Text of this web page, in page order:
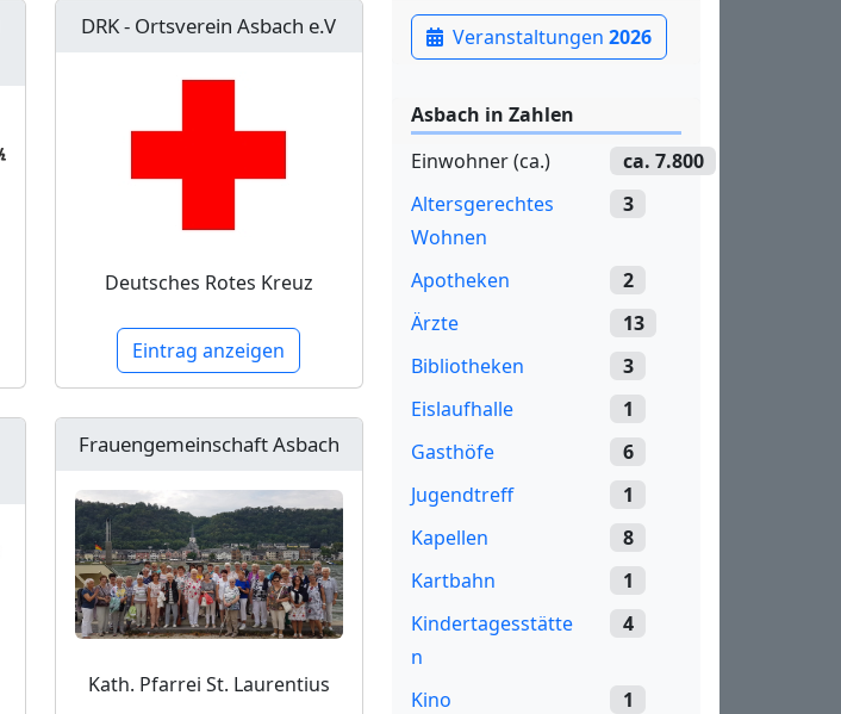
DRK - Ortsverein Asbach e.V
Deutsches Rotes Kreuz
Eintrag anzeigen
Frauengemeinschaft Asbach
Kath. Pfarrei St. Laurentius
Veranstaltungen 2026
Asbach in Zahlen
Einwohner (ca.)
ca. 7.800
Altersgerechtes
Wohnen
3
Apotheken
2
Ärzte
13
Bibliotheken
3
Eislaufhalle
1
Gasthöfe
6
Jugendtreff
1
Kapellen
8
Kartbahn
1
Kindertagesstätte
n
4
Kino
1